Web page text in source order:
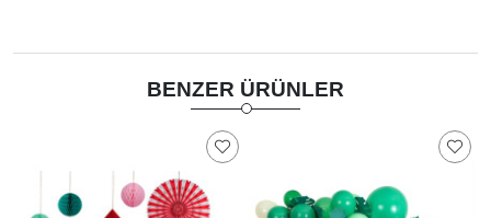
BENZER ÜRÜNLER